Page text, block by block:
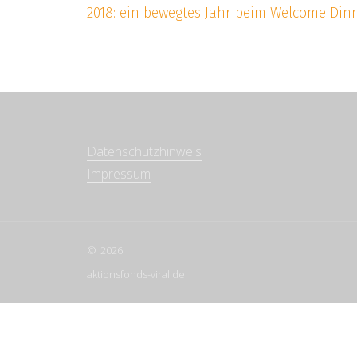
2018: ein bewegtes Jahr beim Welcome
Datenschutzhinweis
Impressum
2026
aktionsfonds-viral.de